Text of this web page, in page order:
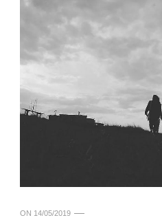
ON 14/05/2019